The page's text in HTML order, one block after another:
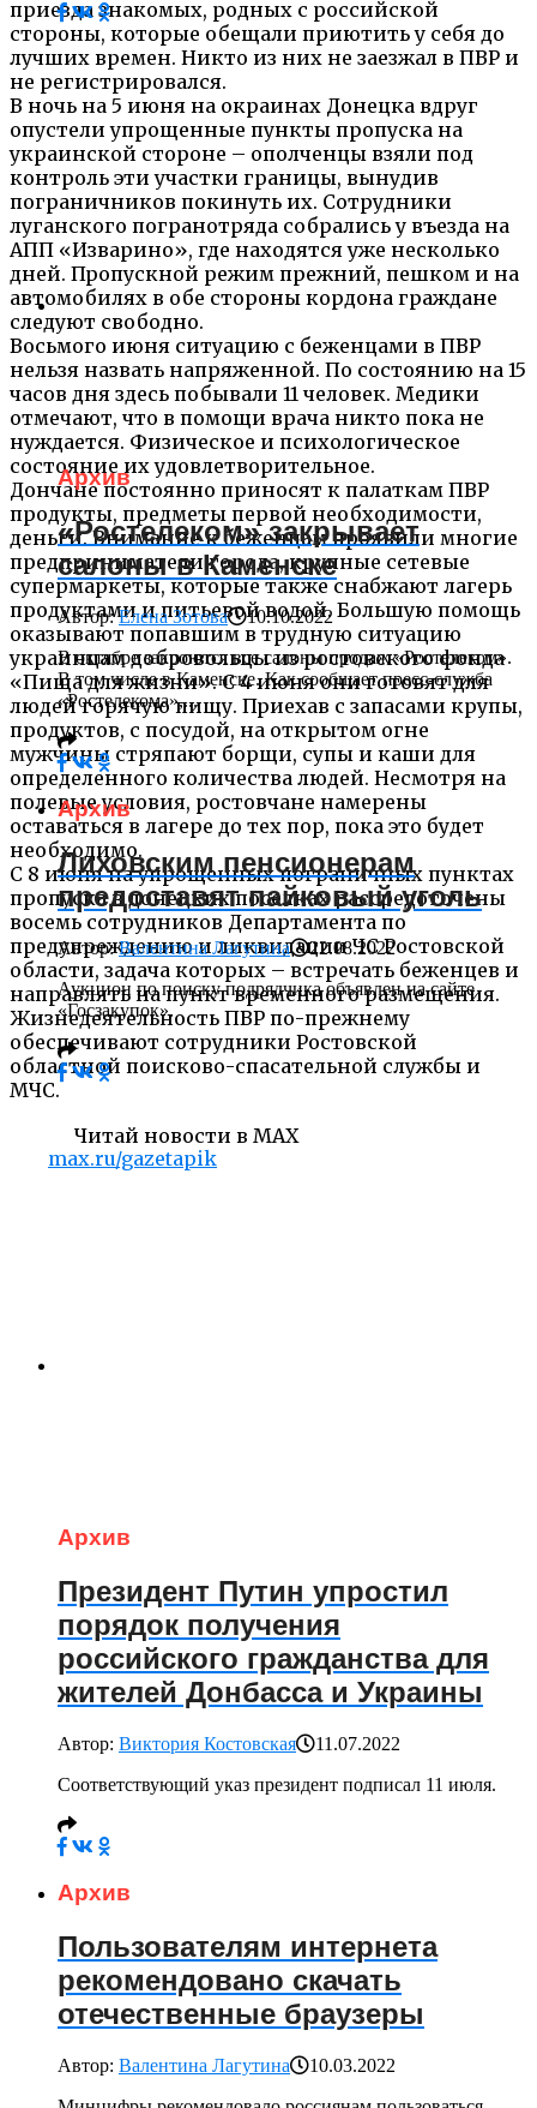
приезда знакомых, родных с российской
стороны, которые обещали приютить у себя до
лучших времен. Никто из них не заезжал в ПВР и
не регистрировался.
В ночь на 5 июня на окраинах Донецка вдруг
опустели упрощенные пункты пропуска на
украинской стороне – ополченцы взяли под
контроль эти участки границы, вынудив
пограничников покинуть их. Сотрудники
луганского погранотряда собрались у въезда на
АПП «Изварино», где находятся уже несколько
дней. Пропускной режим прежний, пешком и на
автомобилях в обе стороны кордона граждане
следуют свободно.
Восьмого июня ситуацию с беженцами в ПВР
нельзя назвать напряженной. По состоянию на 15
часов дня здесь побывали 11 человек. Медики
отмечают, что в помощи врача никто пока не
нуждается. Физическое и психологическое
состояние их удовлетворительное.
Дончане постоянно приносят к палаткам ПВР
продукты, предметы первой необходимости,
деньги. Внимание к беженцам проявили многие
предприниматели города, крупные сетевые
супермаркеты, которые также снабжают лагерь
продуктами и питьевой водой. Большую помощь
оказывают попавшим в трудную ситуацию
украинцам добровольцы из ростовского фонда
«Пища для жизни». С 4 июня они готовят для
людей горячую пищу. Приехав с запасами крупы,
продуктов, с посудой, на открытом огне
мужчины стряпают борщи, супы и каши для
определенного количества людей. Несмотря на
полевые условия, ростовчане намерены
оставаться в лагере до тех пор, пока это будет
необходимо.
С 8 июня на упрощенных пограничных пунктах
пропуска в донецких поселках рассредоточены
восемь сотрудников Департамента по
предупреждению и ликвидации ЧС Ростовской
области, задача которых – встречать беженцев и
направлять на пункт временного размещения.
Жизнедеятельность ПВР по-прежнему
обеспечивают сотрудники Ростовской
областной поисково-спасательной службы и
МЧС.
Читай новости в MAX
max.ru/gazetapik
Архив
«Ростелеком» закрывает
салоны в Каменске
Автор:Елена Зотова
10.10.2022
В октябре закроются все салоны продаж «Ростелеком».
В том числе в Каменске. Как сообщает пресс-служба
«Ростелекома»,...
Архив
Лиховским пенсионерам
предоставят пайковый уголь
Автор:Валентина Лагутина
22.08.2022
Аукцион по поиску подрядчика объявлен на сайте
«Госзакупок».
Архив
Президент Путин упростил
порядок получения
российского гражданства для
жителей Донбасса и Украины
Автор: Виктория Костовская
11.07.2022
Соответствующий указ президент подписал 11 июля.
Архив
Пользователям интернета
рекомендовано скачать
отечественные браузеры
Автор: Валентина Лагутина
10.03.2022